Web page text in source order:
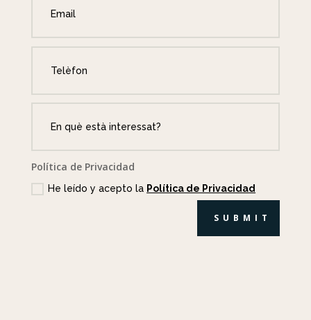
Política de Privacidad
He leído y acepto la Política de Privacidad
SUBMIT